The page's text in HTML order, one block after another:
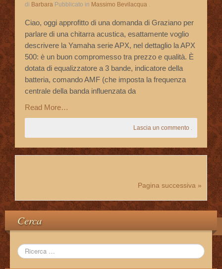
di Barbara Pubblicato in Massimo Bevilacqua .
Ciao, oggi approfitto di una domanda di Graziano per
parlare di una chitarra acustica, esattamente voglio
descrivere la Yamaha serie APX, nel dettaglio la APX
500: è un buon compromesso tra prezzo e qualità. È
dotata di equalizzatore a 3 bande, indicatore della
batteria, comando AMF (che imposta la frequenza
centrale della banda influenzata da
Read More…
Lascia un commento .
Pagina successiva »
Cerca